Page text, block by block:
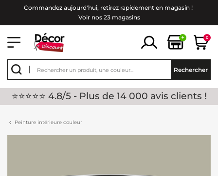
Commandez aujourd'hui, retirez rapidement en magasin !
Voir nos 23 magasins
+ 0
Rechercher
⭐⭐⭐⭐⭐ 4.8/5 - Plus de 14 000 avis clients !
Peinture intérieure couleur